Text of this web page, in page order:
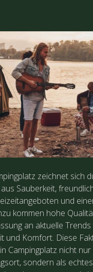
zeichnet sich
Sauberkeit,
und
kommen hohe
an aktuelle Trends
und Komfort. Diese
Campingplatz nicht nur
sondern als echtes